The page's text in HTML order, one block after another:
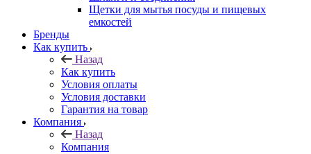
Щетки для мытья посуды и пищевых
емкостей
Бренды
Как купить
Назад
Как купить
Условия оплаты
Условия доставки
Гарантия на товар
Компания
Назад
Компания